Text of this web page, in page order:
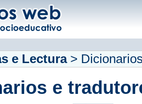
e Lectura>
e